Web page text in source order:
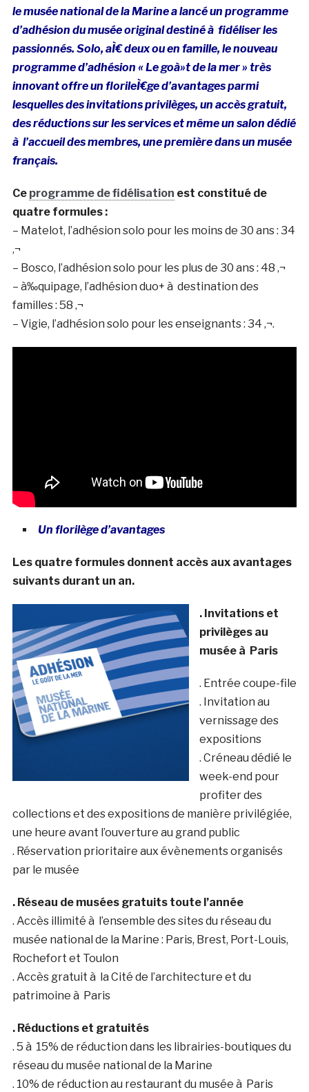
le musée national de la Marine a lancé un programme
d’adhésion du musée original destiné à fidéliser les
passionnés. Solo, aÌ€ deux ou en famille, le nouveau
programme d’adhésion « Le goà»t de la mer » très
innovant offre un florileÌ€ge d’avantages parmi
lesquelles des invitations privilèges, un accès gratuit,
des réductions sur les services et même un salon dédié
à l’accueil des membres, une première dans un musée
français.
Ce programme de fidélisation est constitué de
quatre formules :
– Matelot, l’adhésion solo pour les moins de 30 ans : 34
‚¬
– Bosco, l’adhésion solo pour les plus de 30 ans : 48 ‚¬
– à‰quipage, l’adhésion duo+ à destination des
familles : 58 ‚¬
– Vigie, l’adhésion solo pour les enseignants : 34 ‚¬.
Un florilège d’avantages
Les quatre formules donnent accès aux avantages
suivants durant un an.
. Invitations et
privilèges au
musée à Paris
. Entrée coupe-file
. Invitation au
vernissage des
expositions
. Créneau dédié le
week-end pour
profiter des
collections et des expositions de manière privilégiée,
une heure avant l’ouverture au grand public
. Réservation prioritaire aux évènements organisés
par le musée
. Réseau de musées gratuits toute l’année
. Accès illimité à l’ensemble des sites du réseau du
musée national de la Marine : Paris, Brest, Port-Louis,
Rochefort et Toulon
. Accès gratuit à la Cité de l’architecture et du
patrimoine à Paris
. Réductions et gratuités
. 5 à 15% de réduction dans les librairies-boutiques du
réseau du musée national de la Marine
. 10% de réduction au restaurant du musée à Paris